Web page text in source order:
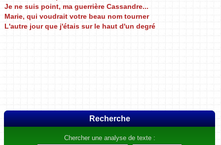
Recherche
Chercher une analyse de texte :
Je ne suis point, ma guerrière Cassandre...
Marie, qui voudrait votre beau nom tourner
L'autre jour que j'étais sur le haut d'un degré